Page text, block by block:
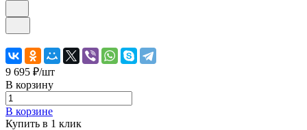
9 695 ₽/шт
В корзину
В корзине
Купить в 1 клик